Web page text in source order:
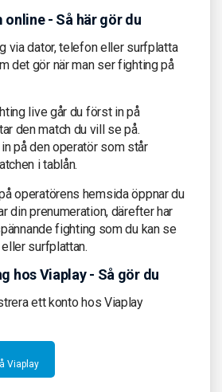
- Så här gör du
via dator, telefon eller surfplatta
det gör när man ser fighting på
live går du först in på
den match du vill se på.
på den operatör som står
i tablån.
operatörens hemsida öppnar du
din prenumeration, därefter har
fighting som du kan se
surfplattan.
hos Viaplay - Så gör du
ett konto hos Viaplay
Viaplay